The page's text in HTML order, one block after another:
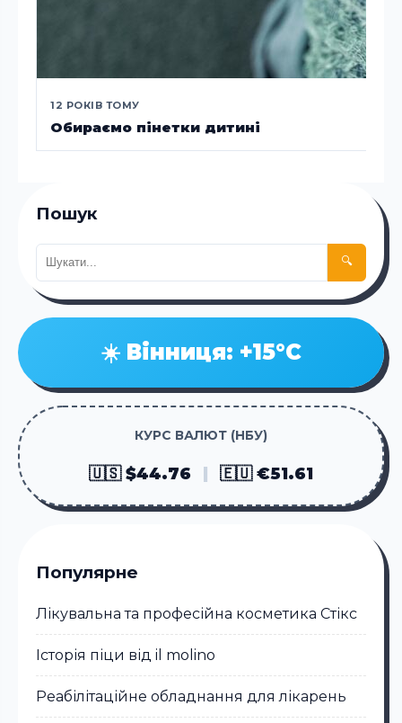
12 РОКІВ ТОМУ
Обираємо пінетки дитині
Пошук
🔍
☀️ Вінниця: +15°C
КУРС ВАЛЮТ (НБУ)
🇺🇸 $44.76 🇪🇺 €51.61
Популярне
Лікувальна та професійна косметика Стікc
Історія піци від il molino
Реабілітаційне обладнання для лікарень